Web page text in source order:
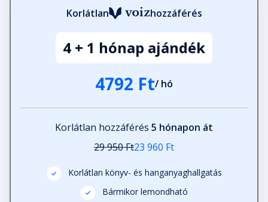
Korlátlan hozzáférés
4 + 1 hónap ajándék
4792 Ft/ hó
Korlátlan hozzáférés 5 hónapon át
29 950 Ft23 960 Ft
Korlátlan könyv- és hanganyaghallgatás
Bármikor lemondható